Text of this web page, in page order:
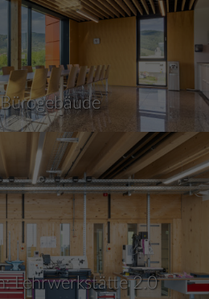
Lehrwerkstätte 2.0